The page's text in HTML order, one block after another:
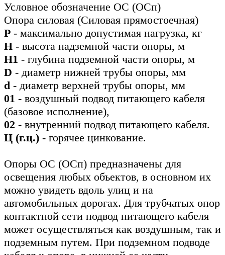
Условное обозначение ОС (ОСп)
Опора силовая (Силовая прямостоечная)
Р - максимально допустимая нагрузка, кг
Н - высота надземной части опоры, м
Н1 - глубина подземной части опоры, м
D - диаметр нижней трубы опоры, мм
d - диаметр верхней трубы опоры, мм
01 - воздушный подвод питающего кабеля
(базовое исполнение),
02 - внутренний подвод питающего кабеля.
Ц (г.ц.) - горячее цинкование.
Опоры ОС (ОСп) предназначены для
освещения любых объектов, в основном их
можно увидеть вдоль улиц и на
автомобильных дорогах. Для трубчатых опор
контактной сети подвод питающего кабеля
может осуществляться как воздушным, так и
подземным путем. При подземном подводе